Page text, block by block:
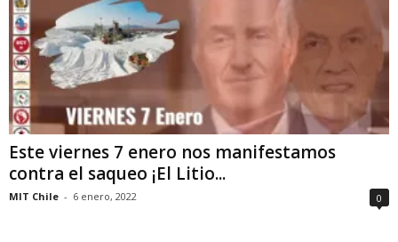
Este viernes 7 enero nos manifestamos
contra el saqueo ¡El Litio...
MIT Chile - 6 enero, 2022 0